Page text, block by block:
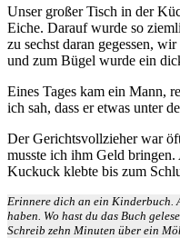
Unser großer Tisch in der
Eiche. Darauf wurde so
zu sechst daran gegessen,
und zum Bügel wurde ein
Eines Tages kam ein Mann,
ich sah, dass er etwas unter
Der Gerichtsvollzieher war
musste ich ihm Geld
Kuckuck klebte bis zum
Erinnere dich an ein Kinderbuch.
haben. Wo hast du das Buch
Schreib zehn Minuten über ein